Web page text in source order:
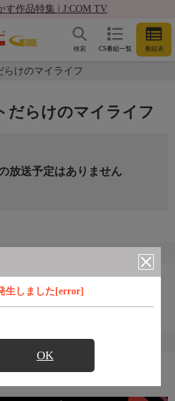
す作品特集 | J:COM TV
CS番組一覧 番組表
検索
らけのマイライフ
生しました[error]
OK
だらけのマイライフ
放送予定はありません
組